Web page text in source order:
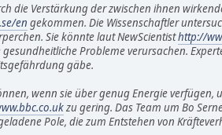
die Verstärkung der zwischen ihnen
en gekommen. Die Wissenschaftler
Sie könnte laut NewScientisthttp://
Probleme verursachen.
gäbe.
wenn sie über genug Energie verfügen,
zu gering. Das Team um Bo
Pole, die zum Entstehen von